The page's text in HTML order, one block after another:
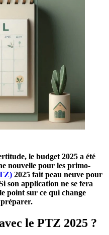
le budget 2025 a été
nouvelle pour les primo-
2025 fait peau neuve pour
son application ne se fera
point sur ce qui change
le PTZ 2025 ?